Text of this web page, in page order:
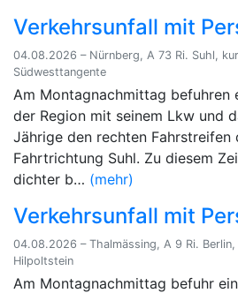
Verkehrsunfall mit
04.08.2026 – Nürnberg, A 73 Ri. Suhl,
Südwesttangente
Am Montagnachmittag befuhren
der Region mit seinem Lkw und
Jährige den rechten Fahrstreifen
Fahrtrichtung Suhl. Zu diesem
dichter b… (mehr)
Verkehrsunfall mit
04.08.2026 – Thalmässing, A 9 Ri.
Hilpoltstein
Am Montagnachmittag befuhr